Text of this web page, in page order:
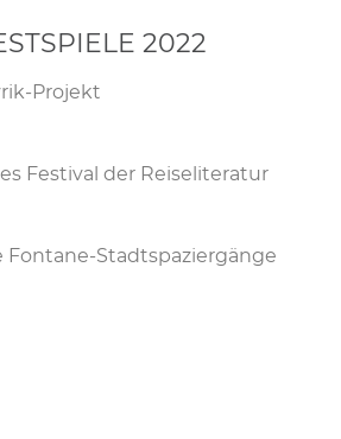
2022
Projekt
Festival der Reiseliteratur
Fontane-Stadtspaziergänge